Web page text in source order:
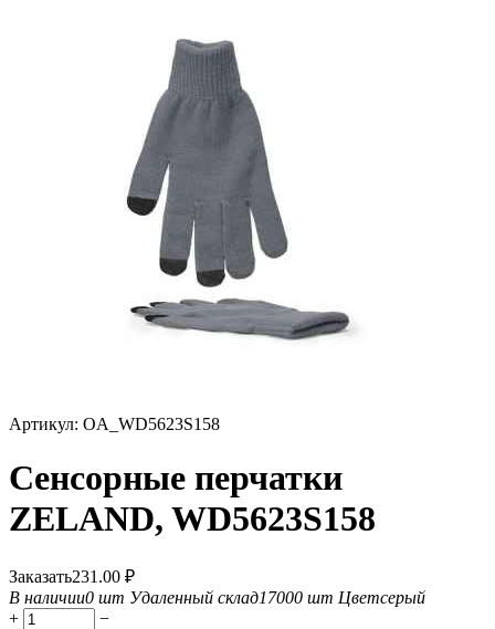
Артикул: OA_WD5623S158
Сенсорные перчатки
ZELAND, WD5623S158
Заказать231.00 ₽
В наличии0 шт Удаленный склад17000 шт Цветсерый
+
−